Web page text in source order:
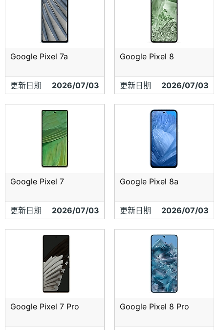
Google Pixel 7a
更新日期 2026/07/03
Google Pixel 8
更新日期 2026/07/03
Google Pixel 7
更新日期 2026/07/03
Google Pixel 8a
更新日期 2026/07/03
Google Pixel 7 Pro Google Pixel 8 Pro